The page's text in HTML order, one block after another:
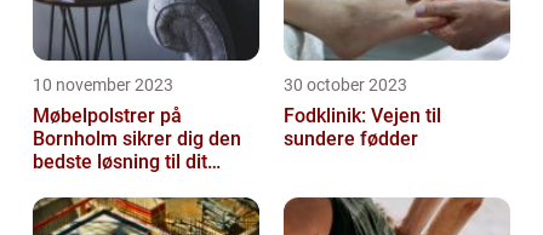
10 november 2023
Møbelpolstrer på
Bornholm sikrer dig den
bedste løsning til dit
30 october 2023
Fodklinik: Vejen til
sundere fødder